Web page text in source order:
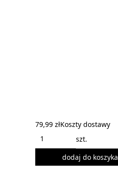
79,99 złKoszty dostawy
szt.
dodaj do koszyka